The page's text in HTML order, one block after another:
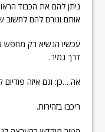
אותם וגורם להם לחשוב
עכשיו הנשיא רק מחפש
דרך נמיר.
אה….כן: וגם איזה פודיום
ריכבו בזהירות.